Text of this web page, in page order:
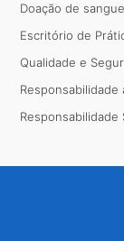
Doação de sangue
Escritório de
Qualidade e
Responsabilidade
Responsabilidade